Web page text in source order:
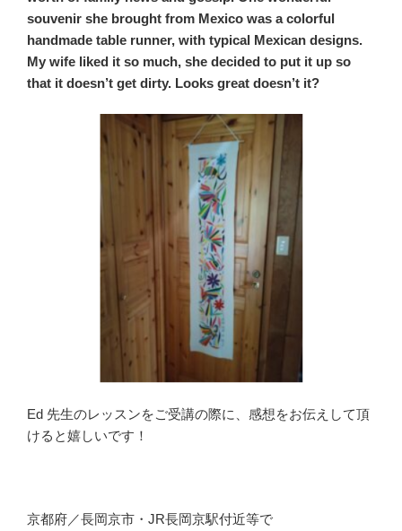
souvenir she brought from Mexico was a colorful
handmade table runner, with typical Mexican designs.
My wife liked it so much, she decided to put it up so
that it doesn’t get dirty. Looks great doesn’t it?
Ed 先生のレッスンをご受講の際に、感想をお伝えして頂
けると嬉しいです！
京都府／長岡京市・JR長岡京駅付近等で